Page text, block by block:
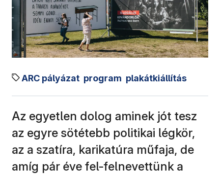
ARC pályázat program plakátkiállítás
Az egyetlen dolog aminek jót tesz
az egyre sötétebb politikai légkör,
az a szatíra, karikatúra műfaja, de
amíg pár éve fel-felnevettünk a